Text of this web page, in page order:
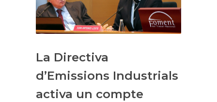
La Directiva
d’Emissions Industrials
activa un compte